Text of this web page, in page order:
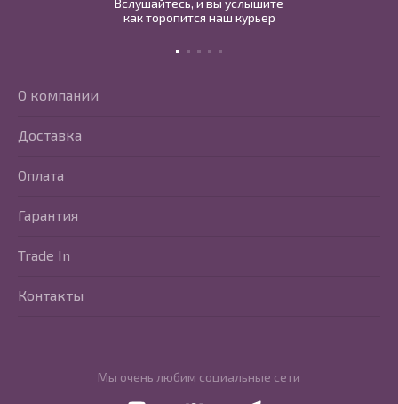
Вслушайтесь, и вы услышите
как торопится наш курьер
Мы очень любим социальные сети
О компании
Доставка
Оплата
Гарантия
Trade In
Контакты